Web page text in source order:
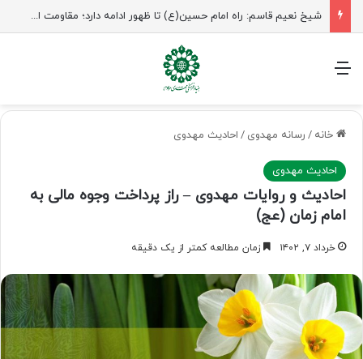
شیخ نعیم قاسم: راه امام حسین(ع) تا ظهور ادامه دارد؛ مقاومت از کربلا الهام می‌گیرد
منو
خانه / رسانه مهدوی / احادیث مهدوی
احادیث مهدوی
احادیث و روایات مهدوی – راز پرداخت وجوه مالی به
امام زمان (عج)
خرداد ۷, ۱۴۰۲ زمان مطالعه کمتر از یک دقیقه